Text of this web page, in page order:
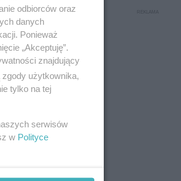
sieć
odbiorców oraz
danych
Ponieważ
„Akceptuję”.
znajdujący
użytkownika,
tylko na tej
serwisów
w Polityce